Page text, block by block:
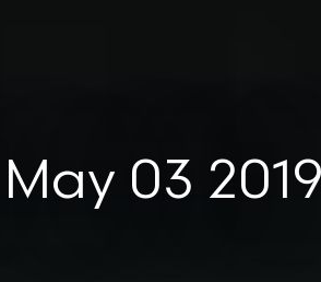
03 2019